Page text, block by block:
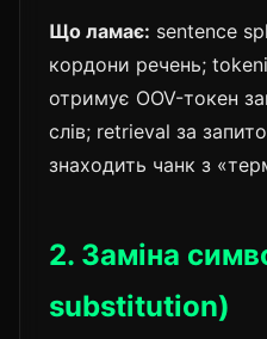
Що ламає: sentence
кордони речень;
отримує OOV-токен
слів; retrieval за
знаходить чанк з
2. Заміна
substitution)